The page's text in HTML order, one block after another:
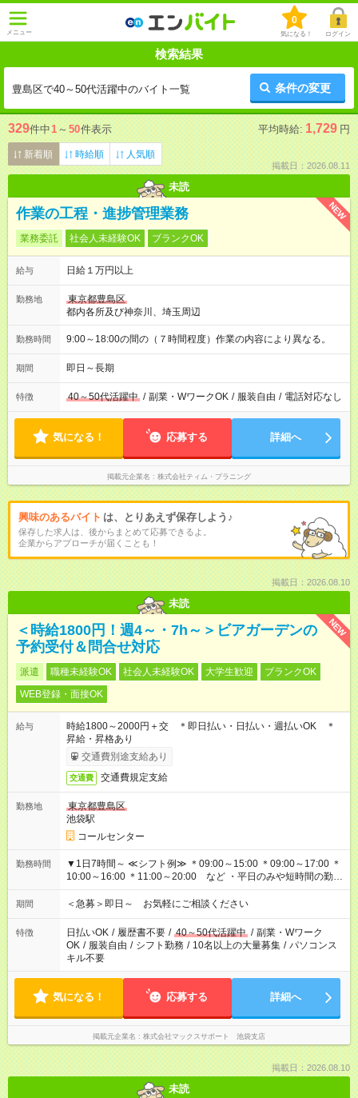
メニュー
0
気になる！ ログイン
検索結果
豊島区で40～50代活躍中のバイト一覧 条件の変更
329件中1 ～ 50件表示 平均時給: 1,729 円
新着順 時給順 人気順
掲載日：2026.08.11
未読
NEW
作業の工程・進捗管理業務
業務委託 社会人未経験OK ブランクOK
給与 日給１万円以上
勤務地
東京都豊島区
都内各所及び神奈川、埼玉周辺
勤務時間 9:00～18:00の間の（７時間程度）作業の内容により異なる。
期間 即日～長期
特徴 40～50代活躍中 / 副業・WワークOK / 服装自由 / 電話対応なし
気になる！ 応募する 詳細へ
掲載元企業名 株式会社ティム・プラニング
興味のあるバイト は、とりあえず保存しよう♪
保存した求人は、後からまとめて応募できるよ。
企業からアプローチが届くことも！
掲載日：2026.08.10
未読
NEW
＜時給1800円！週4～・7h～＞ビアガーデンの
予約受付＆問合せ対応
派遣 職種未経験OK 社会人未経験OK 大学生歓迎
ブランクOK
WEB登録・面接OK
給与
時給1800～2000円＋交 ＊即日払い・日払い・週払いOK ＊
昇給・昇格あり
交通費別途支給あり
交通費 交通費規定支給
勤務地
東京都豊島区
池袋駅
コールセンター
勤務時間
▼1日7時間～ ≪シフト例≫ ＊09:00～15:00 ＊09:00～17:00 ＊
10:00～16:00 ＊11:00～20:00 など ・平日のみや短時間の勤務
もOK！ ・働き方はお気軽にご相談下さい
期間 ＜急募＞即日～ お気軽にご相談ください
特徴 日払いOK / 履歴書不要 / 40～50代活躍中 / 副業・Wワーク
OK / 服装自由 / シフト勤務 / 10名以上の大量募集 / パソコンス
キル不要
気になる！ 応募する 詳細へ
掲載元企業名 株式会社マックスサポート 池袋支店
掲載日：2026.08.10
未読